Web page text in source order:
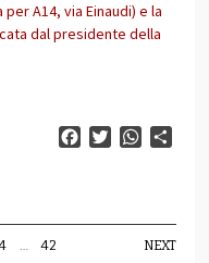
A14, via Einaudi) e la
dal presidente della
FacebookTwitter
… 42 NEXT